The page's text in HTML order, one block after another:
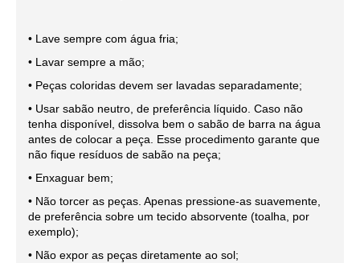
• Lave sempre com água fria;
• Lavar sempre a mão;
• Peças coloridas devem ser lavadas separadamente;
• Usar sabão neutro, de preferência líquido. Caso não
tenha disponível, dissolva bem o sabão de barra na água
antes de colocar a peça. Esse procedimento garante que
não fique resíduos de sabão na peça;
• Enxaguar bem;
• Não torcer as peças. Apenas pressione-as suavemente,
de preferência sobre um tecido absorvente (toalha, por
exemplo);
• Não expor as peças diretamente ao sol;